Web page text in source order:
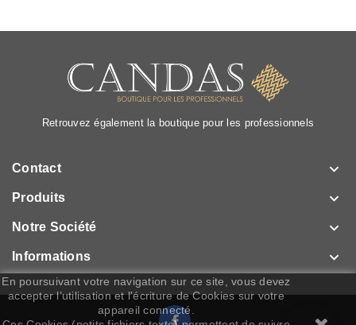
Retrouvez également la boutique pour les professionnels
Contact 
Produits 
Notre Société 
Informations 
En poursuivant votre navigation sur ce site, vous devez
accepter l’utilisation et l'écriture de Cookies sur votre
appareil connecté.